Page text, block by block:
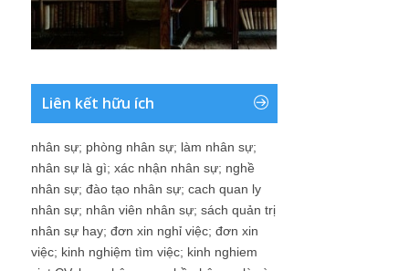
Liên kết hữu ích
nhân sự; phòng nhân sự; làm nhân sự;
nhân sự là gì; xác nhận nhân sự; nghề
nhân sự; đào tạo nhân sự; cach quan ly
nhân sự; nhân viên nhân sự; sách quản trị
nhân sự hay; đơn xin nghỉ việc; đơn xin
việc; kinh nghiệm tìm việc; kinh nghiem